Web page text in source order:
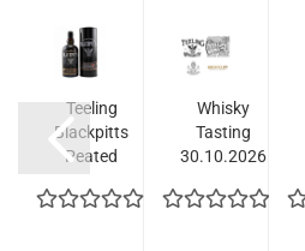
Teeling
Blackpitts
Peated
Malt
Whisky
Tasting
30.10.2026
Kruff...